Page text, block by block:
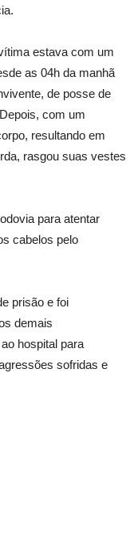
estava com um
as 04h da manhã
de posse de
com um
resultando em
rasgou suas vestes
para atentar
cabelos pelo
prisão e foi
demais
hospital para
sofridas e